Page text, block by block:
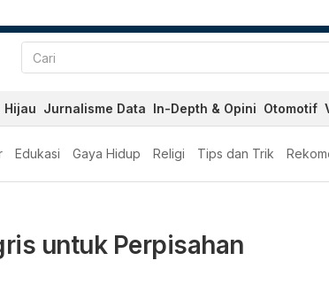
Hijau Jurnalisme Data In-Depth & Opini Otomotif
Edukasi Gaya Hidup Religi Tips dan Trik
untuk Perpisahan